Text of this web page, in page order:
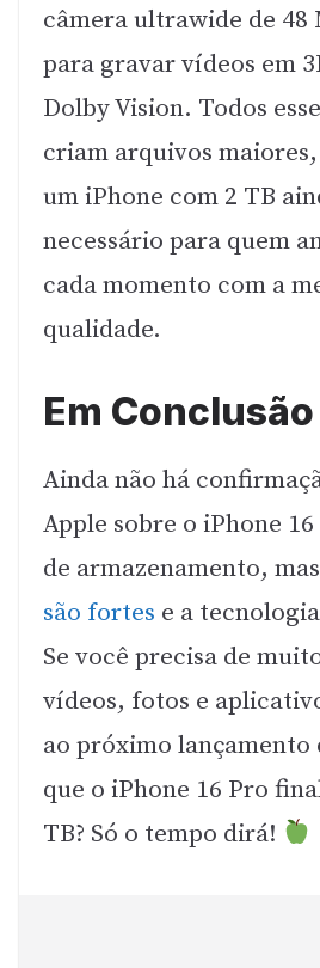
câmera ultrawide de 48
para gravar vídeos em
Dolby Vision. Todos
criam arquivos
um iPhone com 2 TB
necessário para quem
cada momento com a
qualidade.
Em Conclusão
Ainda não há
Apple sobre o iPhone
de armazenamento,
são fortes e a
Se você precisa de
vídeos, fotos e
ao próximo lançamento
que o iPhone 16 Pro
TB? Só o tempo dirá!